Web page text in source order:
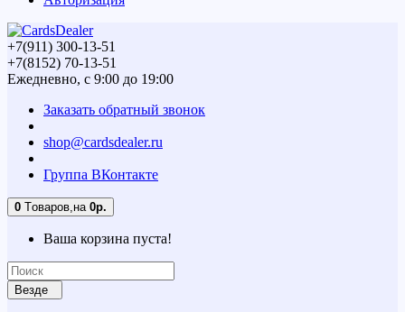
+7(911) 300-13-51
+7(8152) 70-13-51
Ежедневно, с 9:00 до 19:00
Заказать обратный звонок
shop@cardsdealer.ru
Группа ВКонтакте
0 Tоваров, на 0р.
Ваша корзина пуста!
Везде